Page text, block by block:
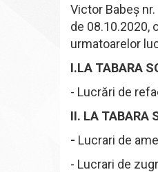
Victor Babeş
de 08.10.2020,
urmatoarelor
I.LA TABARA
- Lucrări de
II. LA TABARA
- Lucrari de
- Lucrari de